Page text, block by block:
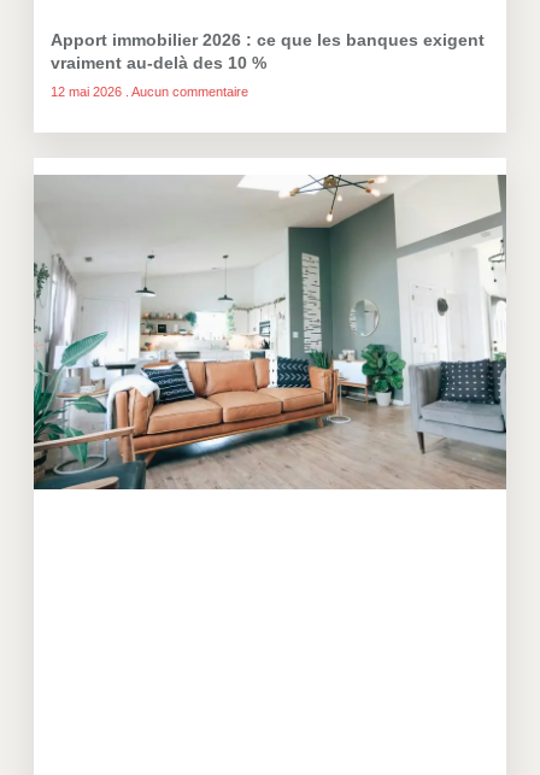
Apport immobilier 2026 : ce que les banques exigent
vraiment au-delà des 10 %
12 mai 2026 Aucun commentaire